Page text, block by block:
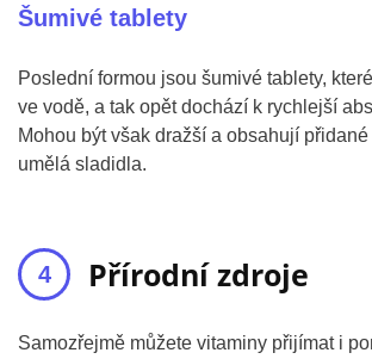
Šumivé tablety
Poslední formou jsou šumivé tablety,
ve vodě, a tak opět dochází k rychlejší
Mohou být však dražší a obsahují
umělá sladidla.
Přírodní zdroje
Samozřejmě můžete vitaminy přijímat i